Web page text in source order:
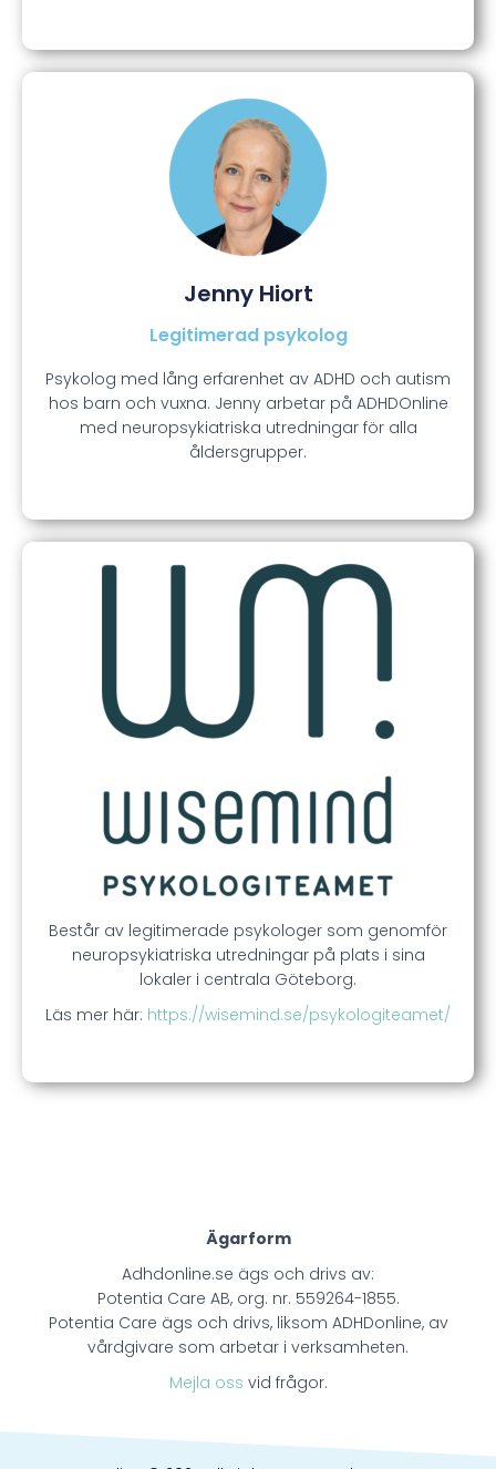
Jenny Hiort
Legitimerad psykolog
Psykolog med lång erfarenhet av ADHD och autism
hos barn och vuxna. Jenny arbetar på ADHDOnline
med neuropsykiatriska utredningar för alla
åldersgrupper.
Består av legitimerade psykologer som genomför
neuropsykiatriska utredningar på plats i sina
lokaler i centrala Göteborg.
Läs mer här: https://wisemind.se/psykologiteamet/
Ägarform
Adhdonline.se ägs och drivs av:
Potentia Care AB, org. nr. 559264-1855.
Potentia Care ägs och drivs, liksom ADHDonline, av
vårdgivare som arbetar i verksamheten.
Mejla oss vid frågor.